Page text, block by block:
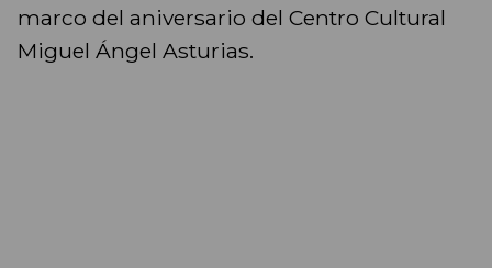
marco del aniversario del Centro Cultural
Miguel Ángel Asturias.